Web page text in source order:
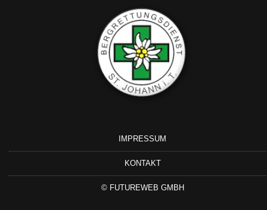
IMPRESSUM
KONTAKT
© FUTUREWEB GMBH